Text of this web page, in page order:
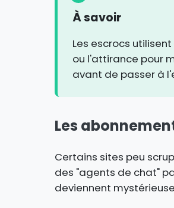
À savoir
Les escrocs
ou l'attirance pour
avant de passer à
Les
Certains sites peu
des "agents de chat"
deviennent